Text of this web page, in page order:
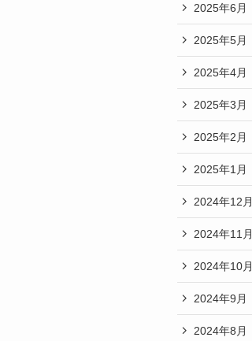
2025年6月
2025年5月
2025年4月
2025年3月
2025年2月
2025年1月
2024年12月
2024年11月
2024年10月
2024年9月
2024年8月